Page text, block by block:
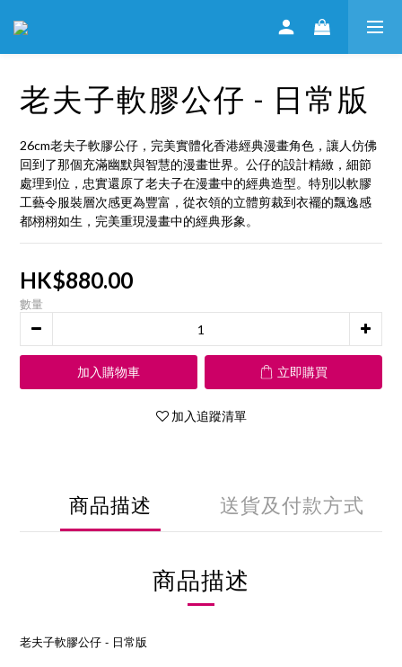
老夫子軟膠公仔 - 日常版
26cm老夫子軟膠公仔，完美實體化香港經典漫畫角色，讓人仿佛
回到了那個充滿幽默與智慧的漫畫世界。公仔的設計精緻，細節
處理到位，忠實還原了老夫子在漫畫中的經典造型。特別以軟膠
工藝令服裝層次感更為豐富，從衣領的立體剪裁到衣襬的飄逸感
都栩栩如生，完美重現漫畫中的經典形象。
HK$880.00
數量
加入購物車 立即購買
加入追蹤清單
商品描述 送貨及付款方式
商品描述
老夫子軟膠公仔 - 日常版